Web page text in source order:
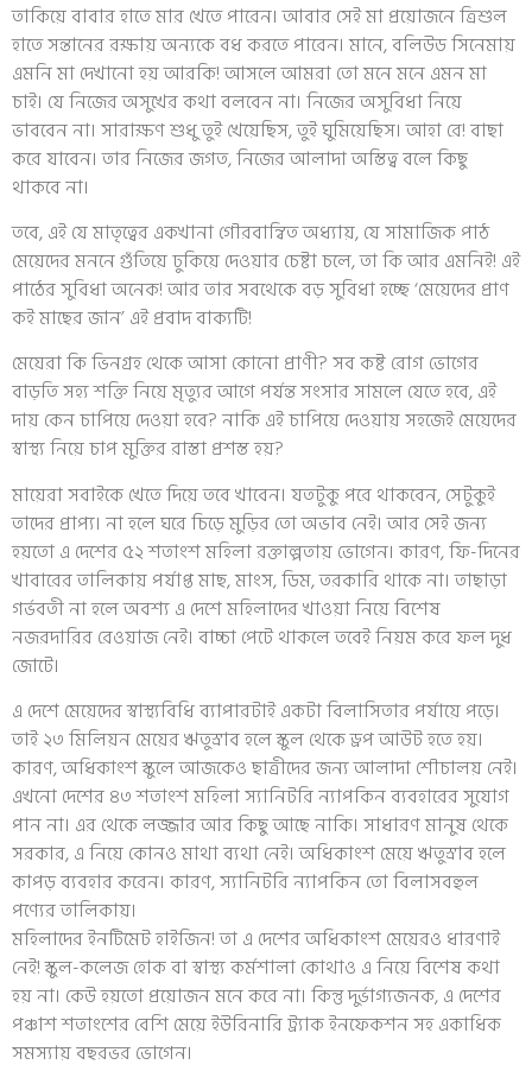
তাকিয়ে বাবার হাতে মার খেতে পারেন। আবার সেই মা প্রয়োজনে ত্রিশুল
হাতে সন্তানের রক্ষায় অন‍্যকে বধ করতে পারেন। মানে, বলিউড সিনেমায়
এমনি মা দেখানো হয় আরকি! আসলে আমরা তো মনে মনে এমন মা
চাই। যে নিজের অসুখের কথা বলবেন না। নিজের অসুবিধা নিয়ে
ভাববেন না। সারাক্ষণ শুধু তুই খেয়েছিস, তুই ঘুমিয়েছিস। আহা রে! বাছা
করে যাবেন। তার নিজের জগত, নিজের আলাদা অস্তিত্ব বলে কিছু
থাকবে না।
তবে, এই যে মাতৃত্বের একখানা গৌরবান্বিত অধ‍্যায়, যে সামাজিক পাঠ
মেয়েদের মননে গুঁতিয়ে ঢুকিয়ে দেওয়ার চেষ্টা চলে, তা কি আর এমনিই! এই
পাঠের সুবিধা অনেক! আর তার সবথেকে বড় সুবিধা হচ্ছে ‘মেয়েদের প্রাণ
কই মাছের জান’ এই প্রবাদ বাক‍্যটি!
মেয়েরা কি ভিনগ্রহ থেকে আসা কোনো প্রাণী? সব কষ্ট রোগ ভোগের
বাড়তি সহ‍্য শক্তি নিয়ে মৃত‍্যুর আগে পর্যন্ত সংসার সামলে যেতে হবে, এই
দায় কেন চাপিয়ে দেওয়া হবে? নাকি এই চাপিয়ে দেওয়ায় সহজেই মেয়েদের
স্বাস্থ্য নিয়ে চাপ মুক্তির রাস্তা প্রশস্ত হয়?
মায়েরা সবাইকে খেতে দিয়ে তবে খাবেন। যতটুকু পরে থাকবেন, সেটুকুই
তাদের প্রাপ্য। না হলে ঘরে চিড়ে মুড়ির তো অভাব নেই‌। আর সেই জন‍্য
হয়তো এ দেশের ৫২ শতাংশ মহিলা রক্তাল্পতায় ভোগেন। কারণ, ফি-দিনের
খাবারের তালিকায় পর্যাপ্ত মাছ, মাংস, ডিম, তরকারি থাকে না। তাছাড়া
গর্ভবতী না হলে অবশ্য এ দেশে মহিলাদের খাওয়া নিয়ে বিশেষ
নজরদারির রেওয়াজ নেই। বাচ্চা পেটে থাকলে তবেই নিয়ম করে ফল দুধ
জোটে।
এ দেশে মেয়েদের স্বাস্থ‍্যবিধি ব‍্যাপারটাই একটা বিলাসিতার পর্যায়ে পড়ে।
তাই ২৩ মিলিয়ন মেয়ের ঋতুস্রাব হলে স্কুল থেকে ড্রপ আউট হতে হয়।
কারণ, অধিকাংশ স্কুলে আজকেও ছাত্রীদের জন্য আলাদা শৌচালয় নেই।
এখনো দেশের ৪৩ শতাংশ মহিলা স‍্যানিটরি ন‍্যাপকিন ব‍্যবহারের সুযোগ
পান না। এর থেকে লজ্জার আর কিছু আছে নাকি। সাধারণ মানুষ থেকে
সরকার, এ নিয়ে কোনও মাথা ব‍্যথা নেই। অধিকাংশ মেয়ে ঋতুস্রাব হলে
কাপড় ব‍্যবহার করেন। কারণ, স‍্যানিটরি ন‍্যাপকিন তো বিলাসবহুল
পণ‍্যের তালিকায়।
মহিলাদের ইনটিমেট হাইজিন! তা এ দেশের অধিকাংশ মেয়েরও ধারণাই
নেই! স্কুল-কলেজ হোক বা স্বাস্থ্য কর্মশালা কোথাও এ নিয়ে বিশেষ কথা
হয় না। কেউ হয়তো প্রয়োজন মনে করে না। কিন্তু দুর্ভাগ‍্যজনক, এ দেশের
পঞ্চাশ শতাংশের বেশি মেয়ে ইউরিনারি ট্র‍্যাক ইনফেকশন সহ একাধিক
সমস‍্যায় বছরভর ভোগেন।